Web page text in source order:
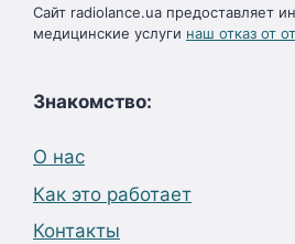
Сайт radiolance.ua предоставляет
медицинские услуги наш отказ от
Знакомство:
О нас
Как это работает
Контакты